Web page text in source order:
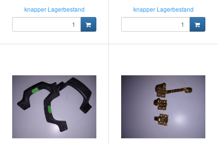
knapper Lagerbestand knapper Lagerbestand